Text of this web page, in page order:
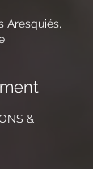
Aresquiés,
&